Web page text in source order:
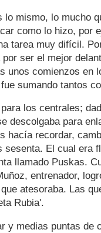
lo mismo, lo mucho
como lo hizo, por
tarea muy difícil.
ser el mejor
unos comienzos en
sumando tantos
los centrales;
descolgaba para
hacía recordar,
El cual era
llamado Puskas.
entrenador,
atesoraba. Las
Rubia'.
y medias puntas de